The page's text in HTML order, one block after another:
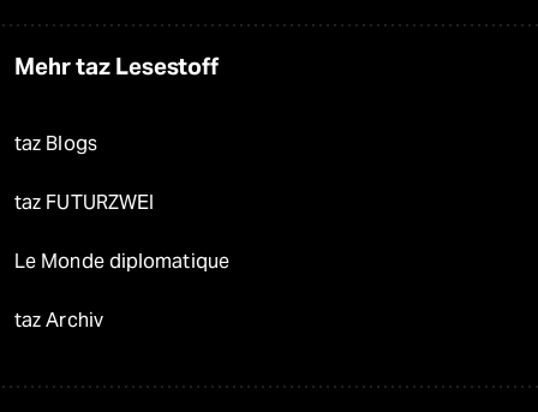
Mehr taz Lesestoff
taz Blogs
taz FUTURZWEI
Le Monde diplomatique
taz Archiv